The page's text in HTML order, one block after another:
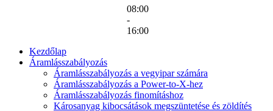
08:00
-
16:00
Kezdőlap
Áramlásszabályozás
Áramlásszabályozás a vegyipar számára
Áramlásszabályozás a Power-to-X-hez
Áramlásszabályozás finomításhoz
Károsanyag kibocsátások megszüntetése és zöldítés